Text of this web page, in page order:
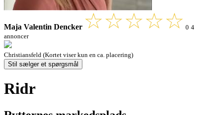
Maja Valentin Dencker 0 4
annoncer
Christiansfeld (Kortet viser kun en ca. placering)
Stil sælger et spørgsmål
Ridr